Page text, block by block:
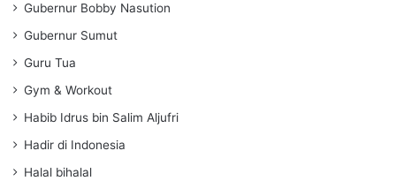
Gubernur Bobby Nasution
Gubernur Sumut
Guru Tua
Gym & Workout
Habib Idrus bin Salim Aljufri
Hadir di Indonesia
Halal bihalal